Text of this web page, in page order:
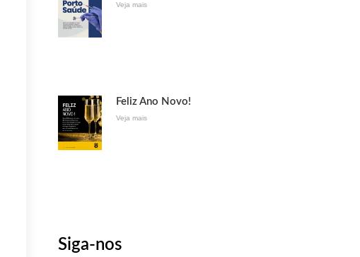
Veja mais
Feliz Ano Novo!
Veja mais
Siga-nos